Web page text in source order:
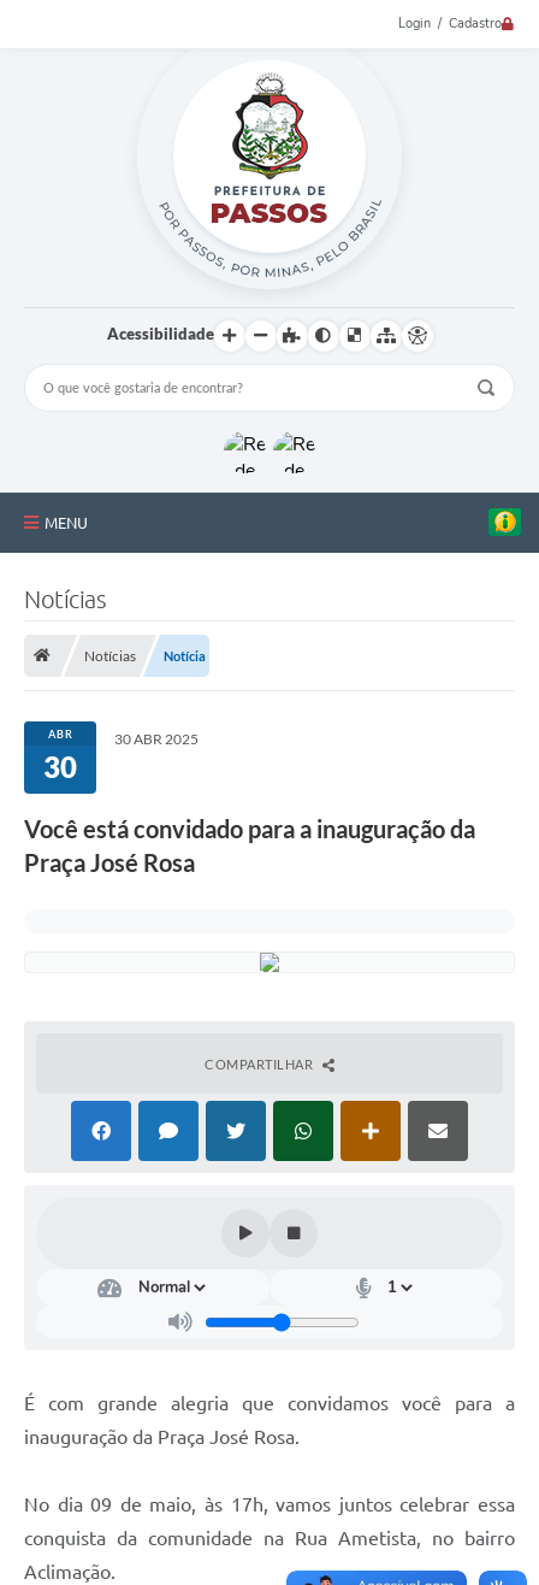
Login / Cadastro
Acessibilidade
MENU
Estrutura Administrativa
Galeria de Fotos
Notícias
Notícias Notícia
ABR
30
30 ABR 2025
Você está convidado para a inauguração da
Praça José Rosa
COMPARTILHAR
É com grande alegria que convidamos você para a
inauguração da Praça José Rosa.
No dia 09 de maio, às 17h, vamos juntos celebrar essa
conquista da comunidade na Rua Ametista, no bairro
Aclimação.